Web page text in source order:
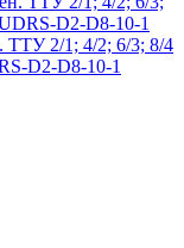
ТТУ 2/1; 4/2; 6/3; 8/4
D2-D8-10-1